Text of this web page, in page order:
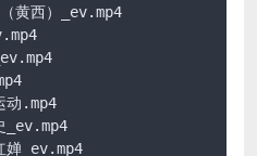
（黄西）_ev.mp4
.mp4
.mp4
动 .mp4
_ev.mp4
婵_ev.mp4